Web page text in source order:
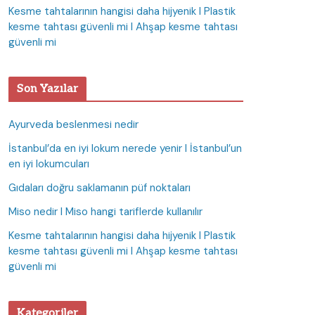
Kesme tahtalarının hangisi daha hijyenik I Plastik
kesme tahtası güvenli mi I Ahşap kesme tahtası
güvenli mi
Son Yazılar
Ayurveda beslenmesi nedir
İstanbul’da en iyi lokum nerede yenir I İstanbul’un
en iyi lokumcuları
Gıdaları doğru saklamanın püf noktaları
Miso nedir I Miso hangi tariflerde kullanılır
Kesme tahtalarının hangisi daha hijyenik I Plastik
kesme tahtası güvenli mi I Ahşap kesme tahtası
güvenli mi